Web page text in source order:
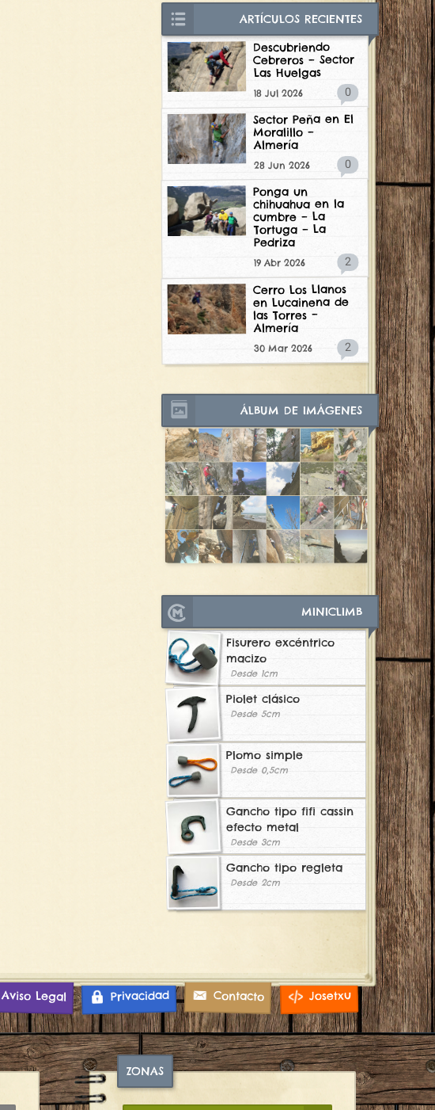
ARTÍCULOS RECIENTES
Descubriendo
Cebreros – Sector
Las Huelgas
18 Jul 2026 0
Sector Peña en El
Moralillo –
Almería
28 Jun 2026 0
Ponga un
chihuahua en la
cumbre – La
Tortuga – La
Pedriza
19 Abr 2026 2
Cerro Los Llanos
en Lucainena de
las Torres –
Almería
30 Mar 2026 2
ÁLBUM DE IMÁGENES
MINICLIMB
Fisurero excéntrico
macizo
Desde 1cm
Piolet clásico
Desde 5cm
Plomo simple
Desde 0,5cm
Gancho tipo fifi cassin
efecto metal
Desde 3cm
Gancho tipo regleta
Desde 2cm
Josetxu
Contacto
Privacidad
Aviso Legal
ZONAS